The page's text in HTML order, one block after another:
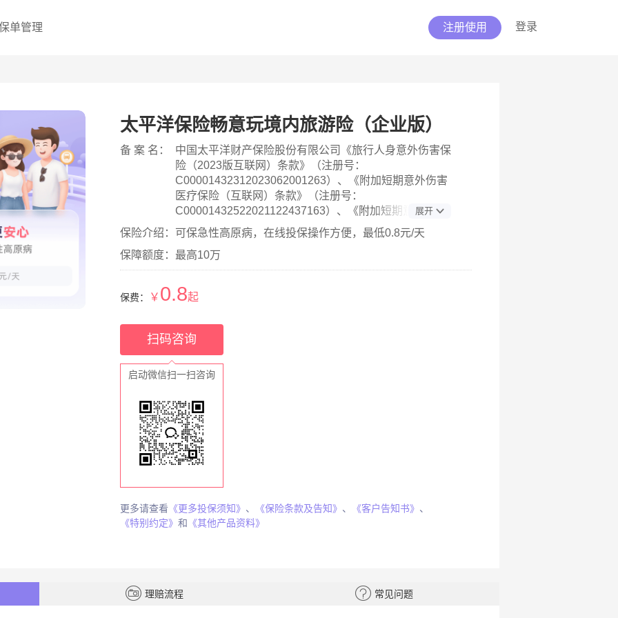
单管理 注册使用 登录
太平洋保险畅意玩境内旅游险（企业版）
备 案 名：
中国太平洋财产保险股份有限公司《旅行人身意外伤害保
险（2023版互联网）条款》（注册号：
C00001432312023062001263）、《附加短期意外伤害
医疗保险（互联网）条款》（注册号：
C00001432522021122437163）、《附加短期意外伤害
住院津贴保险（互联网）条款》（注册号：
C00001432522021122028683）、《附加旅行急性病保
险（互联网）条款》（注册号：
C00001432522021122437103）、《附加扩展高风险活
动保险（互联网）条款》（注册号：C00001
展开
保险介绍： 可保急性高原病，在线投保操作方便，最低0.8元/天
保障额度： 最高10万
保费： ￥ 0.8起
扫码咨询
启动微信扫一扫咨询
更多请查看 《更多投保须知》 、 《保险条款及告知》 、 《客户告知书》 、
《特别约定》 和 《其他产品资料》
理赔流程 常见问题